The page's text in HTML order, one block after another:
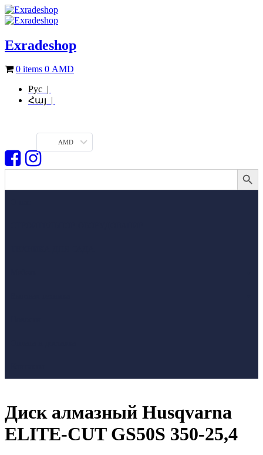
Exradeshop
0 items 0 AMD
Рус |
Հայ |
AMD
Search
Search Button
Диск алмазный Husqvarna
ELITE-CUT GS50S 350-25,4